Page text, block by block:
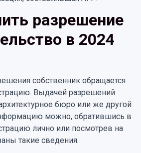
разрешение
в 2024
собственник обращается
Выдачей разрешений
бюро или же другой
можно, обратившись в
лично или посмотрев на
такие сведения.